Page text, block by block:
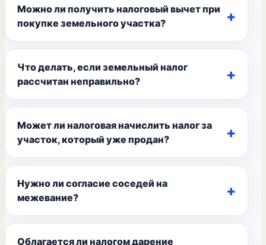
Можно ли получить налоговый вычет при
покупке земельного участка?
Что делать, если земельный налог
рассчитан неправильно?
Может ли налоговая начислить налог за
участок, который уже продан?
Нужно ли согласие соседей на
межевание?
Облагается ли налогом дарение